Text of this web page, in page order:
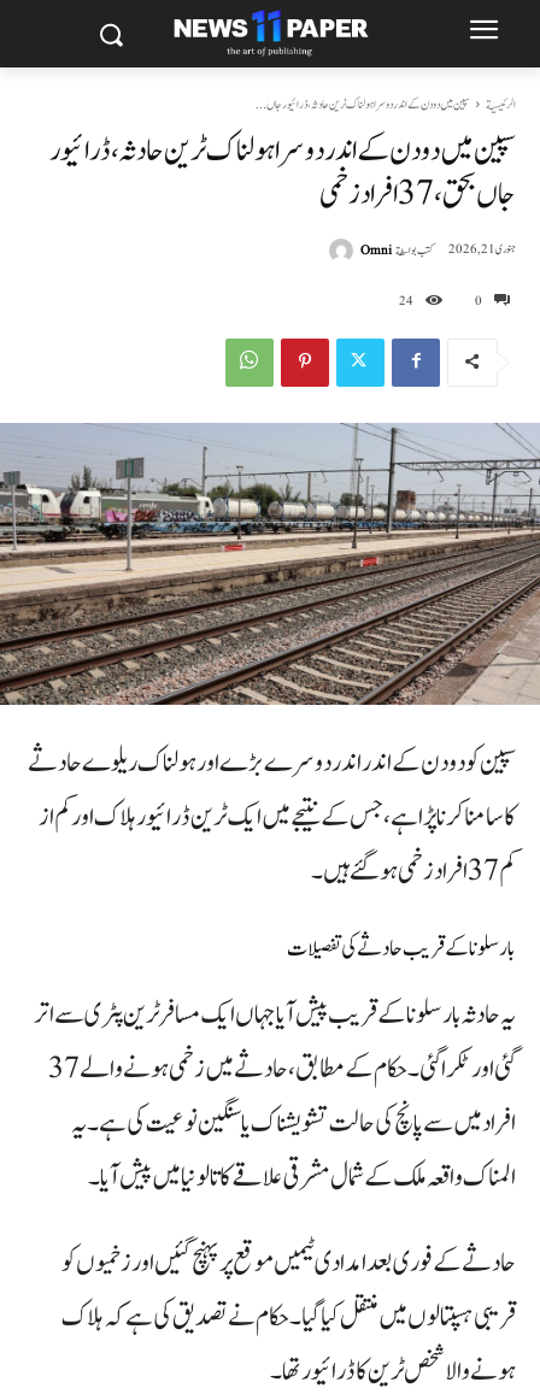
الرئيسية سپین میں دو دن کے اندر دوسرا ہولناک ٹرین حادثہ، ڈرائیور جاں...
سپین میں دو دن کے اندر دوسرا ہولناک ٹرین حادثہ، ڈرائیور
جاں بحق، 37 افراد زخمی
0
24
جنوری 21, 2026 كتب بواسطةOmni
سپین کو دو دن کے اندر اندر دوسرے بڑے اور ہولناک ریلوے حادثے
کا سامنا کرنا پڑا ہے، جس کے نتیجے میں ایک ٹرین ڈرائیور ہلاک اور کم از
کم 37 افراد زخمی ہو گئے ہیں۔
بارسلونا کے قریب حادثے کی تفصیلات
یہ حادثہ بارسلونا کے قریب پیش آیا جہاں ایک مسافر ٹرین پٹری سے اتر
گئی اور ٹکرا گئی۔ حکام کے مطابق، حادثے میں زخمی ہونے والے 37
افراد میں سے پانچ کی حالت تشویشناک یا سنگین نوعیت کی ہے۔ یہ
المناک واقعہ ملک کے شمال مشرقی علاقے کاتالونیا میں پیش آیا۔
حادثے کے فوری بعد امدادی ٹیمیں موقع پر پہنچ گئیں اور زخمیوں کو
قریبی ہسپتالوں میں منتقل کیا گیا۔ حکام نے تصدیق کی ہے کہ ہلاک
ہونے والا شخص ٹرین کا ڈرائیور تھا۔